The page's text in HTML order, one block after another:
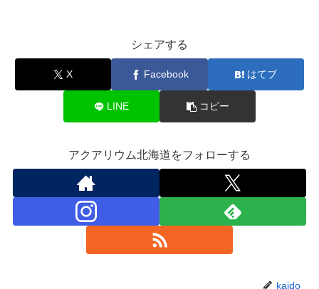
シェアする
X Facebook はてブ
LINE コピー
アクアリウム北海道をフォローする
kaido